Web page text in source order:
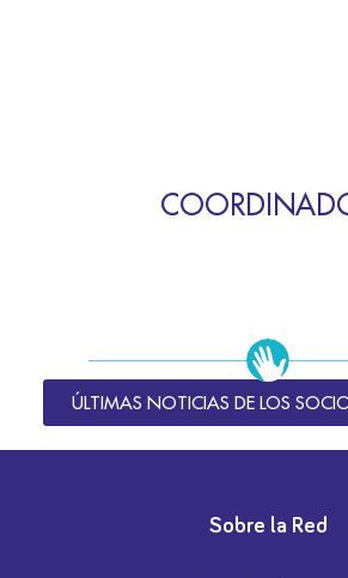
ÚLTIMAS NOTICIAS DE LOS
Sobre la Red